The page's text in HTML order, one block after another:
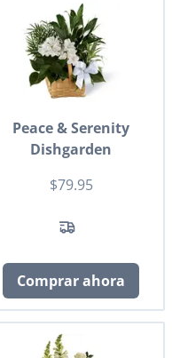
Peace & Serenity
Dishgarden
$79.95
Comprar ahora